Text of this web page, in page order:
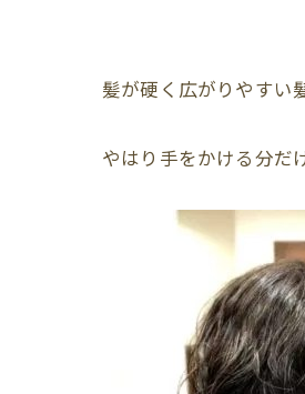
髪が硬く広がりやすい
やはり手をかける分だ